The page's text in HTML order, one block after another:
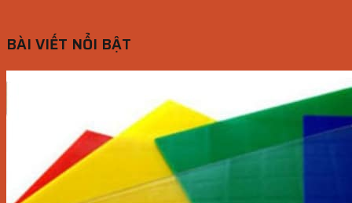
BÀI VIẾT NỔI BẬT